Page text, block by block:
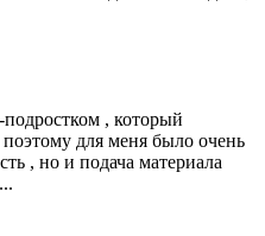
, который
поэтому для меня было очень
, но и подача материала